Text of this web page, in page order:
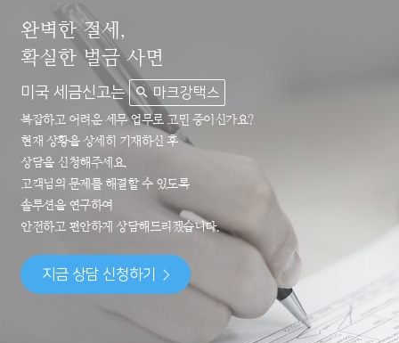
완벽한 절세,
확실한 벌금 사면
미국 세금신고는 마크강택스
복잡하고 어려운 세무 업무로 고민 중이신가요?
현재 상황을 상세히 기재하신 후
상담을 신청해주세요.
고객님의 문제를 해결할 수 있도록
솔루션을 연구하여
안전하고 편안하게 상담해드리겠습니다.
지금 상담 신청하기